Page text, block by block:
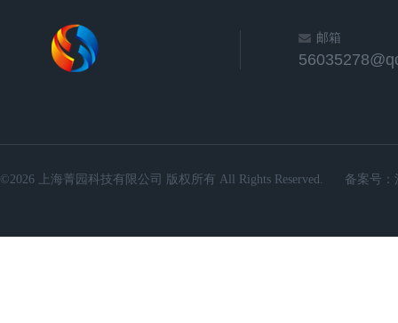
邮箱
©2026 上海菁园科技有限公司 版权所有 All Rights Reserved. 备案号：